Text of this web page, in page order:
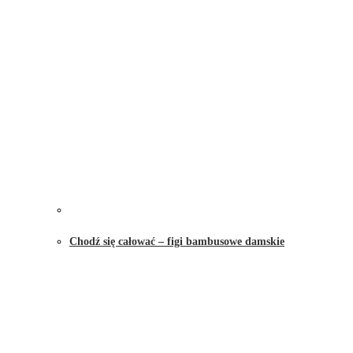
Chodź się całować – figi bambusowe damskie